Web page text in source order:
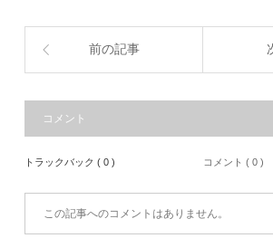
前の記事
コメント
トラックバック ( 0 ) コメント ( 0 )
この記事へのコメントはありません。